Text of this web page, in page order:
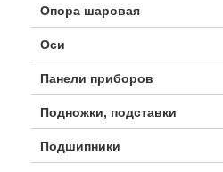
Опора шаровая
Оси
Панели приборов
Подножки, подставки
Подшипники